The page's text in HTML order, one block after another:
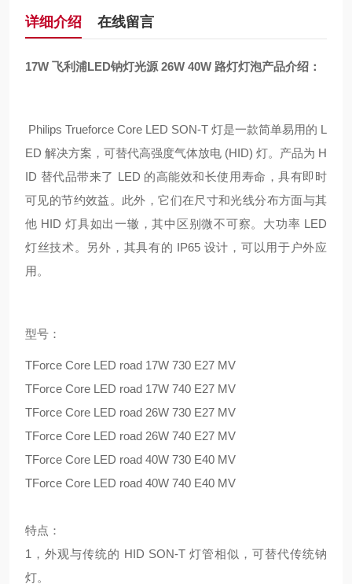
详细介绍 在线留言
17W 飞利浦LED钠灯光源 26W 40W 路灯灯泡产品介绍：
Philips Trueforce Core LED SON-T 灯是一款简单易用的 L
ED 解决方案，可替代高强度气体放电 (HID) 灯。产品为 H
ID 替代品带来了 LED 的高能效和长使用寿命，具有即时
可见的节约效益。此外，它们在尺寸和光线分布方面与其
他 HID 灯具如出一辙，其中区别微不可察。大功率 LED
灯丝技术。另外，其具有的 IP65 设计，可以用于户外应
用。
型号：
TForce Core LED road 17W 730 E27 MV
TForce Core LED road 17W 740 E27 MV
TForce Core LED road 26W 730 E27 MV
TForce Core LED road 26W 740 E27 MV
TForce Core LED road 40W 730 E40 MV
TForce Core LED road 40W 740 E40 MV
特点：
1，外观与传统的 HID SON-T 灯管相似，可替代传统钠
灯。